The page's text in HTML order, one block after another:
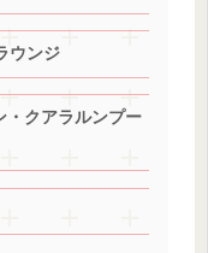
ウンジ
・クアラルンプー